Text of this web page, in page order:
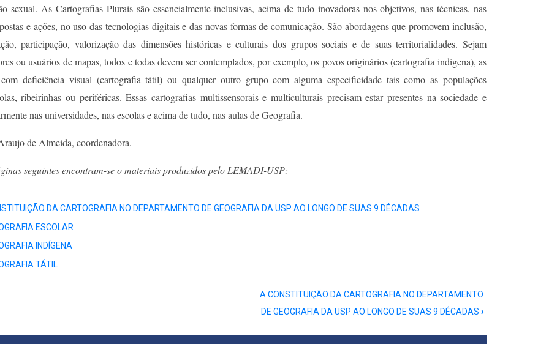
sexual. As Cartografias Plurais são essencialmente inclusivas, acima de tudo inovadoras nos objetivos, nas técnicas, nas
e ações, no uso das tecnologias digitais e das novas formas de comunicação. São abordagens que promovem inclusão,
participação, valorização das dimensões históricas e culturais dos grupos sociais e de suas territorialidades. Sejam
ou usuários de mapas, todos e todas devem ser contemplados, por exemplo, os povos originários (cartografia indígena), as
com deficiência visual (cartografia tátil) ou qualquer outro grupo com alguma especificidade tais como as populações
ribeirinhas ou periféricas. Essas cartografias multissensorais e multiculturais precisam estar presentes na sociedade e
nas universidades, nas escolas e acima de tudo, nas aulas de Geografia.
de Almeida, coordenadora.
seguintes encontram-se o materiais produzidos pelo LEMADI-USP:
DA CARTOGRAFIA NO DEPARTAMENTO DE GEOGRAFIA DA USP AO LONGO DE SUAS 9 DÉCADAS
ESCOLAR
INDÍGENA
TÁTIL
A CONSTITUIÇÃO DA CARTOGRAFIA NO DEPARTAMENTO
DE GEOGRAFIA DA USP AO LONGO DE SUAS 9 DÉCADAS ›